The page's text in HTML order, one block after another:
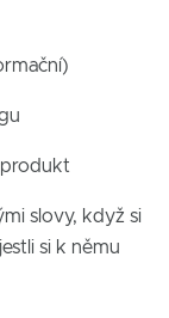
produkt
slovy, když si
si k němu